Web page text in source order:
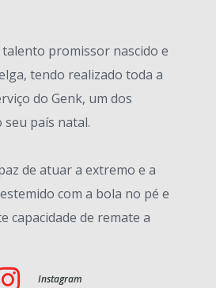
promissor nascido e
tendo realizado toda a
do Genk, um dos
seu país natal.
de atuar a extremo e a
com a bola no pé e
capacidade de remate a
Instagram